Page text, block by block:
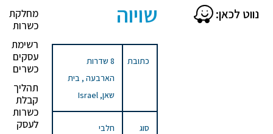
מחלקת
כשרות
רשימת
עסקים
כשרים
תהליך
קבלת
כשרות
לעסק
נווט לכאן: שויוה
כתובת
8 שדרות
הארבעה , בית
שאן, Israel
סוג
חלבי